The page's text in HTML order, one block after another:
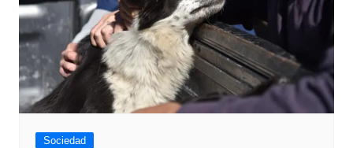
Sociedad